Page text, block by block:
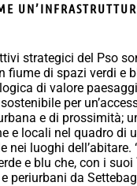
strategici del Pso
fiume di spazi verdi e
di valore
per
e di prossimità;
e locali nel quadro di
nei luoghi dell’abitare.
e blu che, con i suoi
periurbani da